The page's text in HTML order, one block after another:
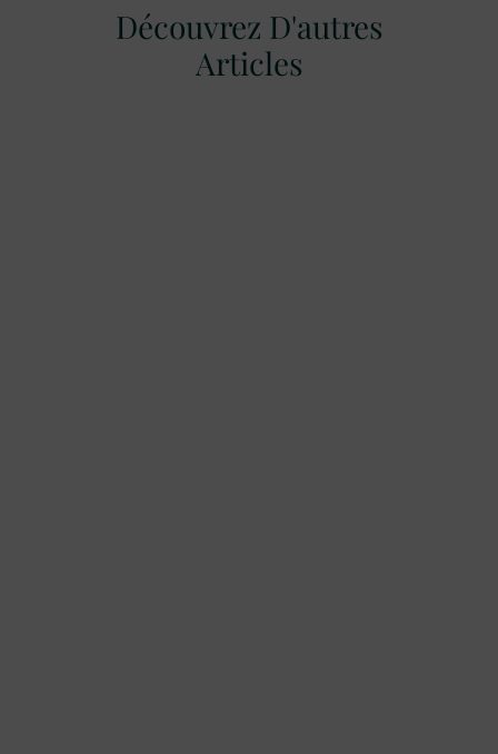
Découvrez D'autres
Articles